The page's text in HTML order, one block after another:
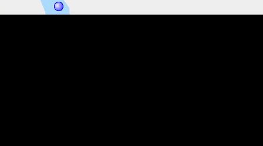
Partia Miklos, Harghita Bai , Foto: Gecző Lajos